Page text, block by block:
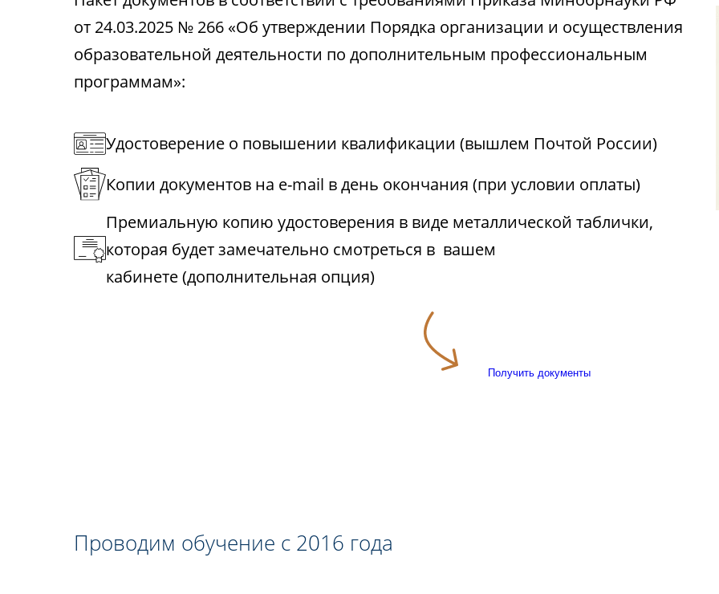
от 24.03.2025 № 266 «Об утверждении Порядка организации и осуществления
образовательной деятельности по дополнительным профессиональным
программам»:
Удостоверение о повышении квалификации (вышлем Почтой России)
Копии документов на e-mail в день окончания (при условии оплаты)
Премиальную копию удостоверения в виде металлической таблички,
которая будет замечательно смотреться в вашем
кабинете (дополнительная опция)
Получить документы
Проводим обучение с 2016 года